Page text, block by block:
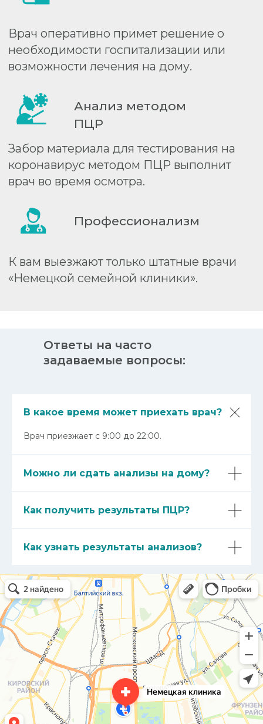
Ответы на часто
задаваемые вопросы:
В какое время может приехать врач?
Врач приезжает с 9:00 до 22:00.
Можно ли сдать анализы на дому?
Как получить результаты ПЦР?
Как узнать результаты анализов?
Немецкая семейная клиника
Медцентр, клиника в Санкт‑Петербурге
Травмпункт в Санкт‑Петербурге
Заявка для вызова врача
на дом
Получить подробную информацию и
записаться на прием можно по телефону:
8(812) 432-32-32.
КЛИНИКА НА НЕВСКОМ
КЛИНИКА НА ВАРШАВСКОЙ
О КЛИНИКЕ
ВРАЧИ
АКЦИИ
КОНТАКТЫ
Невский пр-т, 114-116, Бизнес-Центр «Невский
Центр» («Стокманн», ст.м. «Площадь Восстания»)
смотреть на карте
смотреть на карте
Варшавская ул., д.23, к.1 (ст. м. «Парк Победы»)
пл. Чернышевского, д. 11, Бизнес-центр «БУРЖУА»